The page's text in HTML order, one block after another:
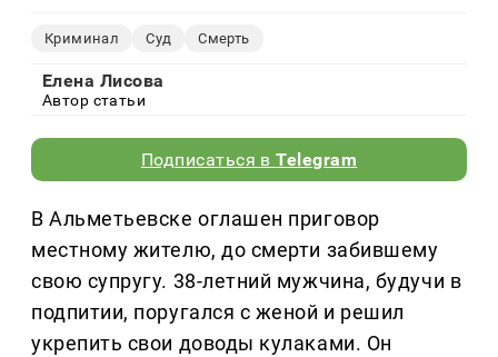
Криминал Суд Смерть
Елена Лисова
Автор статьи
Подписаться вTelegram
В Альметьевске оглашен приговор
местному жителю, до смерти забившему
свою супругу. 38-летний мужчина, будучи в
подпитии, поругался с женой и решил
укрепить свои доводы кулаками. Он